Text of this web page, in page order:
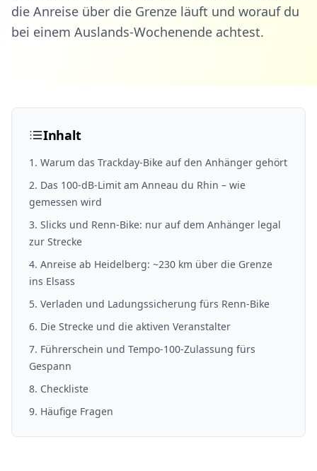
die Anreise über die Grenze läuft und worauf du
bei einem Auslands-Wochenende achtest.
Inhalt
1 . Warum das Trackday-Bike auf den Anhänger gehört
2. Das 100-dB-Limit am Anneau du Rhin – wie
gemessen wird
3. Slicks und Renn-Bike: nur auf dem Anhänger legal
zur Strecke
4. Anreise ab Heidelberg: ~230 km über die Grenze
ins Elsass
5. Verladen und Ladungssicherung fürs Renn-Bike
6. Die Strecke und die aktiven Veranstalter
7. Führerschein und Tempo-100-Zulassung fürs
Gespann
8. Checkliste
9. Häufige Fragen